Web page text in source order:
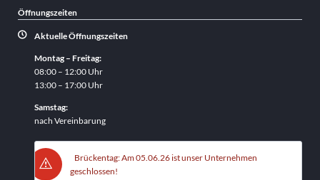
Öffnungszeiten
Aktuelle Öffnungszeiten
Montag – Freitag:
08:00 – 12:00 Uhr
13:00 – 17:00 Uhr
Samstag:
nach Vereinbarung
Brückentag: Am 05.06.26 ist unser Unternehmen
geschlossen!